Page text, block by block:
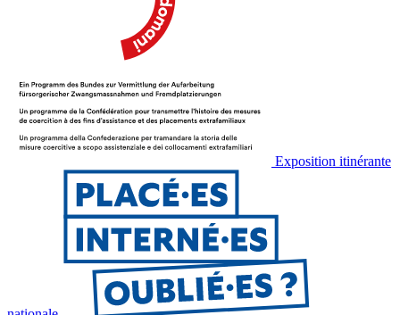
Exposition itinérante